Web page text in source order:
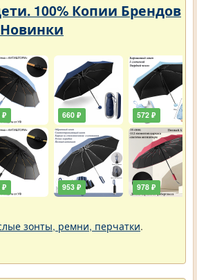
100% Копии Брендов
₽
₽
660 ₽
953 ₽
572 ₽
978 ₽
зонты, ремни, перчатки.